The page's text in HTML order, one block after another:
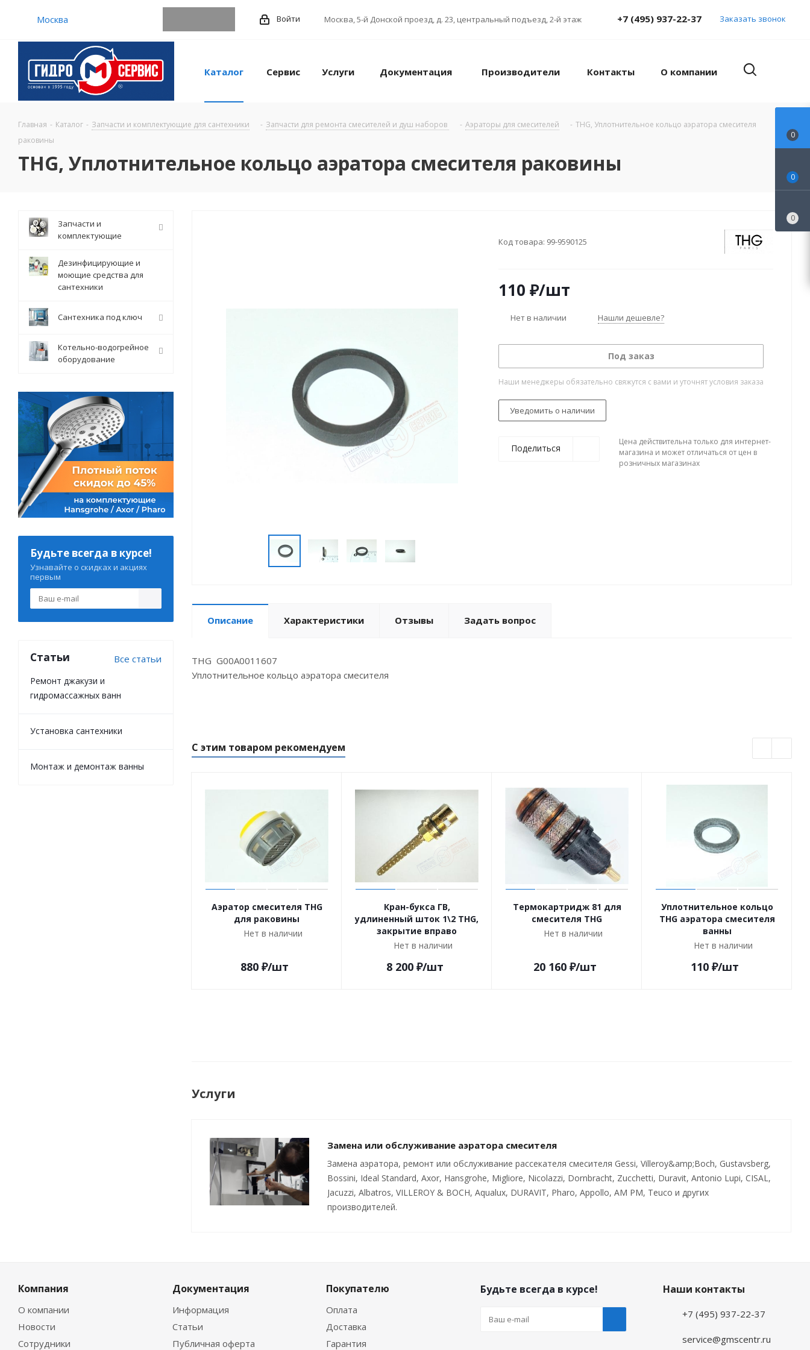
Москва Войти Москва,5-й Донской проезд, д. 23, центральный подъезд, 2-й этаж +7 (495) 937-22-37 Заказать звонок
Каталог Сервис Услуги Документация Производители Контакты О компании
Главная - Каталог - Запчасти и комплектующие для сантехники - Запчасти для ремонта смесителей и душ наборов - Аэраторы для смесителей - THG, Уплотнительное кольцо аэратора смесителя
раковины
THG, Уплотнительное кольцо аэратора смесителя раковины
Код товара: 99-9590125
110 ₽/шт
Нет в наличии Нашли дешевле?
Под заказ
Наши менеджеры обязательно свяжутся с вами и уточнят условия заказа
Уведомить о наличии
Поделиться
Цена действительна только для интернет-
магазина и может отличаться от цен в
розничных магазинах
Описание Характеристики Отзывы Задать вопрос
THG G00A0011607
Уплотнительное кольцо аэратора смесителя
С этим товаром рекомендуем
Аэратор смесителя THG
для раковины
Нет в наличии
880 ₽/шт
Кран-букса ГВ,
удлиненный шток 1\2 THG,
закрытие вправо
Нет в наличии
8 200₽/шт
Термокартридж 81 для
смесителя THG
Нет в наличии
20 160₽/шт
Уплотнительное кольцо
THG аэратора смесителя
ванны
Нет в наличии
110 ₽/шт
Услуги
Замена или обслуживание аэратора смесителя
Замена аэратора, ремонт или обслуживание рассекателя смесителя Gessi, Villeroy&amp;Boch, Gustavsberg,
Bossini, Ideal Standard, Axor, Hansgrohe, Migliore, Nicolazzi, Dornbracht, Zucchetti, Duravit, Antonio Lupi, CISAL,
Jacuzzi, Albatros, VILLEROY & BOCH, Aqualux, DURAVIT, Pharo, Appollo, AM PM, Teuco и других
производителей.
Запчасти и
комплектующие
Дезинфицирующие и
моющие средства для
сантехники
Сантехника под ключ
Котельно-водогрейное
оборудование
Будьте всегда в курсе!
Узнавайте о скидках и акциях
первым
Статьи Все статьи
Ремонт джакузи и
гидромассажных ванн
Установка сантехники
Монтаж и демонтаж ванны
Компания
О компании
Новости
Сотрудники
Документация
Информация
Статьи
Публичная оферта
Покупателю
Оплата
Доставка
Гарантия
Будьте всегда в курсе! Наши контакты
+7 (495) 937-22-37
service@gmscentr.ru
0
0
0